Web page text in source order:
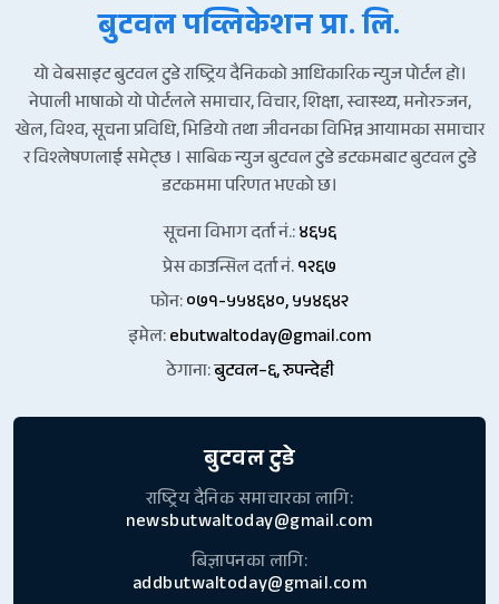
बुटवल पव्लिकेशन प्रा. लि.
यो वेबसाइट बुटवल टुडे राष्ट्रिय दैनिकको आधिकारिक न्युज पोर्टल हो।
नेपाली भाषाको यो पोर्टलले समाचार, विचार, शिक्षा, स्वास्थ्य, मनोरञ्जन,
खेल, विश्व, सूचना प्रविधि, भिडियो तथा जीवनका विभिन्न आयामका समाचार
र विश्लेषणलाई समेट्छ । साबिक न्युज बुटवल टुडे डटकमबाट बुटवल टुडे
डटकममा परिणत भएको छ।
सूचना विभाग दर्ता नं.:४६५६
प्रेस काउन्सिल दर्ता नं.१२६७
फोन:०७१-५५४६४०, ५५४६४२
इमेल:ebutwaltoday@gmail.com
ठेगाना:बुटवल–६, रुपन्देही
बुटवल टुडे
राष्ट्रिय दैनिक समाचारका लागि:
newsbutwaltoday@gmail.com
बिज्ञापनका लागि:
addbutwaltoday@gmail.com